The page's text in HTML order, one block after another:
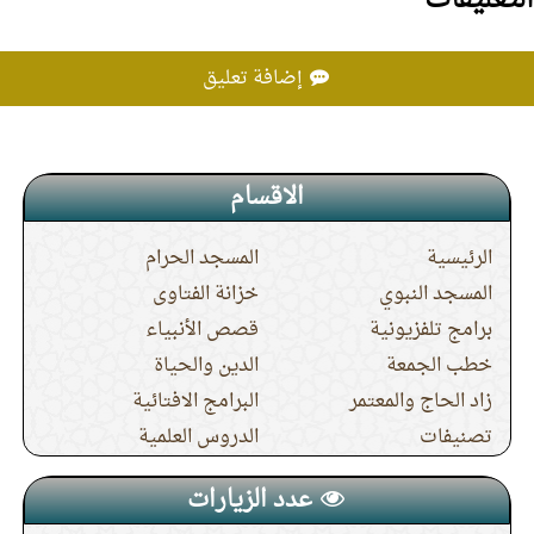
14. كيف أبر والدتي بعد موتها؟
15. المشاكل المالية لا تجيز قطيعة الرحم
إضافة تعليق
الاقسام
الرئيسية
المسجد الحرام
المسجد النبوي
خزانة الفتاوى
برامج تلفزيونية
قصص الأنبياء
خطب الجمعة
الدين والحياة
زاد الحاج والمعتمر
البرامج الافتائية
تصنيفات
الدروس العلمية
عدد الزيارات